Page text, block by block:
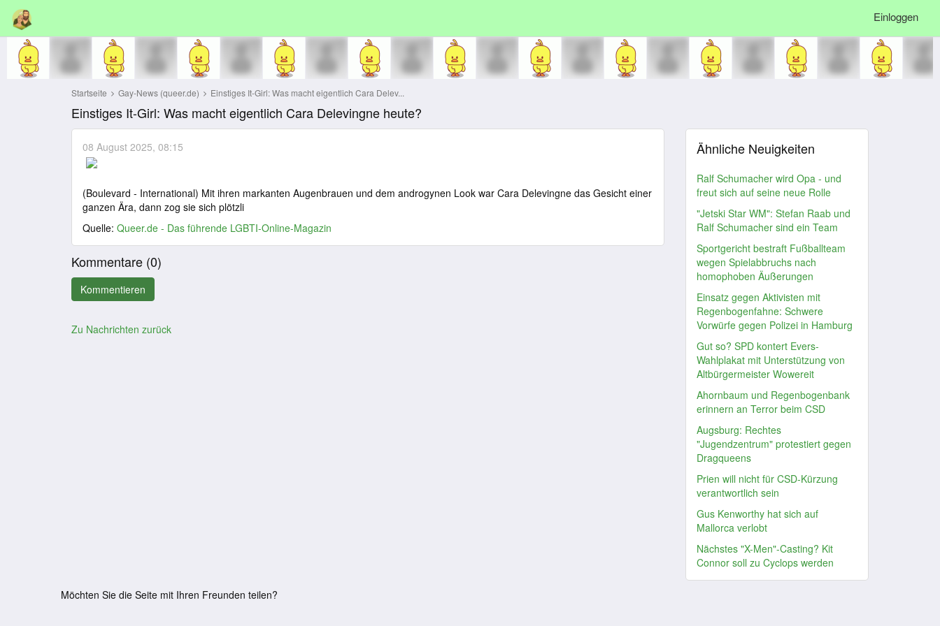
Einloggen
Startseite Gay-News (queer.de) Einstiges It-Girl: Was macht eigentlich Cara Delev...
Einstiges It-Girl: Was macht eigentlich Cara Delevingne heute?
08 August 2025, 08:15
(Boulevard - International) Mit ihren markanten Augenbrauen und dem androgynen Look war Cara Delevingne das Gesicht einer
ganzen Ära, dann zog sie sich plötzli
Quelle: Queer.de - Das führende LGBTI-Online-Magazin
Kommentare (0)
Zu Nachrichten zurück
Ähnliche Neuigkeiten
Ralf Schumacher wird Opa - und
freut sich auf seine neue Rolle
"Jetski Star WM": Stefan Raab und
Ralf Schumacher sind ein Team
Sportgericht bestraft Fußballteam
wegen Spielabbruchs nach
homophoben Äußerungen
Einsatz gegen Aktivisten mit
Regenbogenfahne: Schwere
Vorwürfe gegen Polizei in Hamburg
Gut so? SPD kontert Evers-
Wahlplakat mit Unterstützung von
Altbürgermeister Wowereit
Ahornbaum und Regenbogenbank
erinnern an Terror beim CSD
Augsburg: Rechtes
"Jugendzentrum" protestiert gegen
Dragqueens
Prien will nicht für CSD-Kürzung
verantwortlich sein
Gus Kenworthy hat sich auf
Mallorca verlobt
Nächstes "X-Men"-Casting? Kit
Connor soll zu Cyclops werden
Möchten Sie die Seite mit Ihren Freunden teilen?